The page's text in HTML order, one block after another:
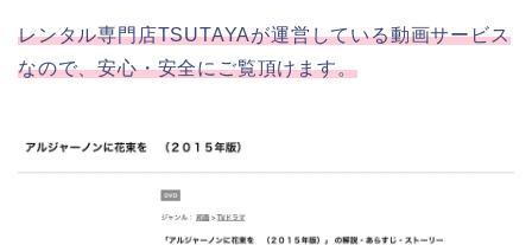
レンタル専門店TSUTAYAが運営している動画サービス
なので、安心・安全にご覧頂けます。